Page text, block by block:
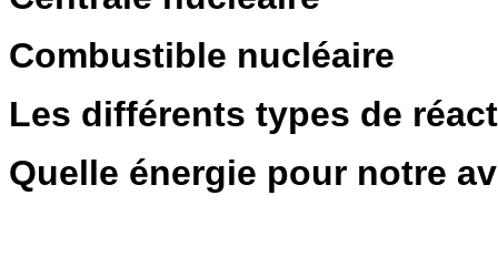
Combustible nucléaire
Les différents types de
Quelle énergie pour notre